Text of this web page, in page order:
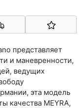
представляет
и маневренности,
ведущих
эта модель
качества MEYRA,